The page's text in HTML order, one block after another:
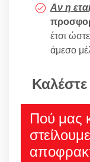
Αν η
έτσι
άμεσο
Πού μας